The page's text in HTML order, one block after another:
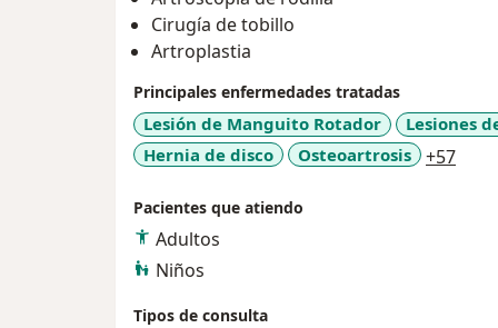
Mi formación académica consta de más de
especializarme en la atención de
urgencias traumatológicas de pacientes
Tengo la experiencia de la práctica clínica
diagnosticar e intervenir con un
quirúrgica en pacientes que lo requieren.
Mi objetivo es brindarte los años de
ética y empatía para llegar al diagnóstico
permitan una rehabilitación temprana y sin
Cirugía de tobillo
Artroplastia
Principales enfermedades tratadas
Lesión de Manguito Rotador Lesiones
Hernia de disco
Osteoartrosis +57
Pacientes que atiendo
Adultos
Niños
Tipos de consulta